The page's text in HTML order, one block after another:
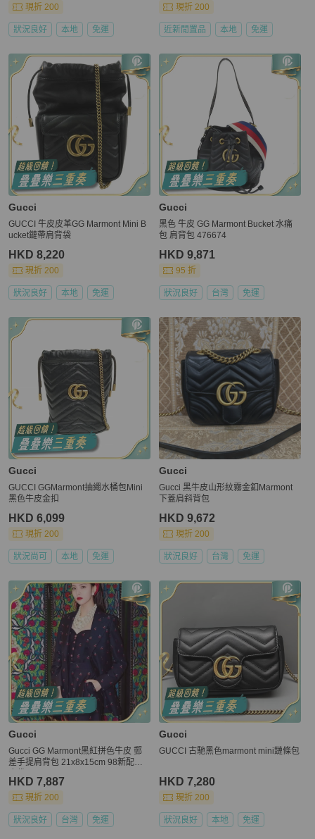
現折 200
狀況良好 本地 免運
現折 200
近新閒置品 本地 免運
Gucci
GUCCI 牛皮皮革GG Marmont Mini B
ucket鏈帶肩背袋
HKD 8,220
現折 200
狀況良好 本地 免運
Gucci
黑色 牛皮 GG Marmont Bucket 水痛
包 肩背包 476674
HKD 9,871
95 折
狀況良好 台灣 免運
Gucci
GUCCI GGMarmont抽繩水桶包Mini
黑色牛皮金扣
HKD 6,099
現折 200
狀況尚可 本地 免運
Gucci
Gucci 黑牛皮山形紋霧金釦Marmont
下蓋肩斜背包
HKD 9,672
現折 200
狀況良好 台灣 免運
Gucci
Gucci GG Marmont黑紅拼色牛皮 郵
差手提肩背包 21x8x15cm 98新配件
HKD 7,887
現折 200
狀況良好 台灣 免運
Gucci
GUCCI 古馳黑色marmont mini鏈條包
HKD 7,280
現折 200
狀況良好 本地 免運